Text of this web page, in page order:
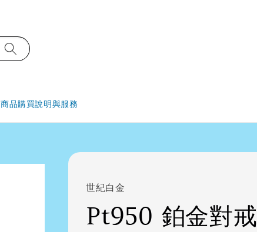
商品購買說明與服務
世紀白金
Pt950 鉑金對戒